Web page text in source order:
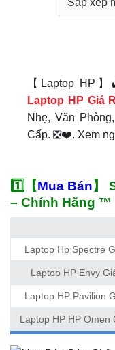
【Laptop HP
Laptop HP Giá
Nhẹ, Văn
Cấp. ❎❤️. Xem
1️⃣【Mua Bán】
– Chính Hãng ™
Laptop Hp Spectre
Laptop HP Envy
Laptop HP Pavilion
Laptop HP HP Omen